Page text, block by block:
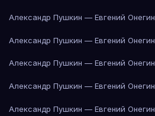
Александр Пушкин — Евгений Онегин
Александр Пушкин — Евгений Онегин
Александр Пушкин — Евгений Онегин
Александр Пушкин — Евгений Онегин
Александр Пушкин — Евгений Онегин